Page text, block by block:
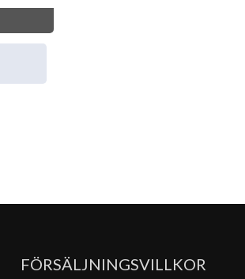
FÖRSÄLJNINGSVILLKOR